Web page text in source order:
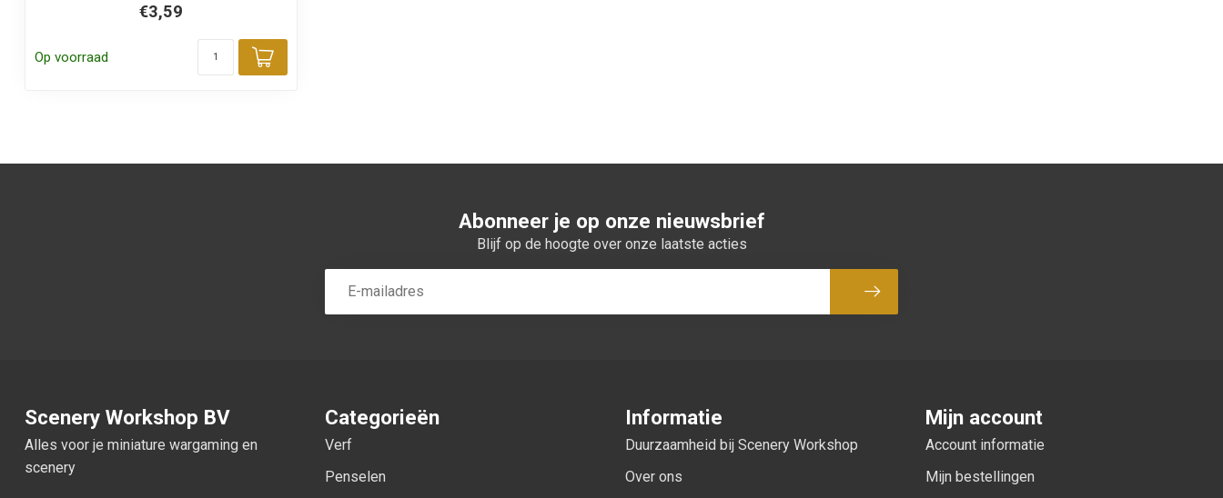
€3,59
Op voorraad
Toevoegen aan winkelwagen
Abonneer je op onze nieuwsbrief
Blijf op de hoogte over onze laatste acties
Abonneer
Scenery Workshop BV
Alles voor je miniature wargaming en
scenery
Categorieën
Verf
Penselen
Informatie
Duurzaamheid bij Scenery Workshop
Over ons
Mijn account
Account informatie
Mijn bestellingen